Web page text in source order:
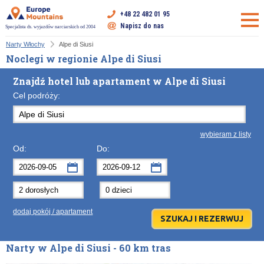
Specjalista ds. wyjazdów narciarskich od 2004
+48 22 482 01 95
Napisz do nas
Narty Włochy Alpe di Siusi
Noclegi w regionie Alpe di Siusi
Znajdź hotel lub apartament w Alpe di Siusi
Cel podróży:
wybieram z listy
Od:
wrzesień 2026
Po Wt Śr Cz
31 1 4 5 6
11 12 13
14 15 16 17
Do:
Po Wt
1 2 3
8 9 10
14 15
dodaj pokój / apartament
Narty w Alpe di Siusi - 60 km tras